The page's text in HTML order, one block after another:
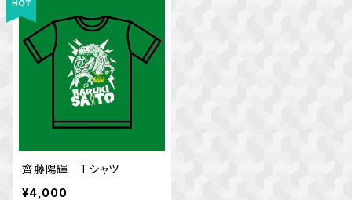
齊藤陽輝 Tシャツ
¥4,000